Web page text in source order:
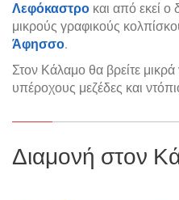
Λεφόκαστρο και από εκεί
μικρούς γραφικούς
Άφησσο.
Στον Κάλαμο θα βρείτε
υπέροχους μεζέδες και
Διαμονή στον